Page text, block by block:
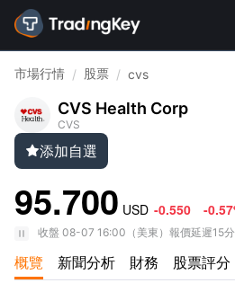
市場行情 / 股票 / cvs
CVS Health Corp
CVS
添加自選
95.700 USD -0.550 -
收盤 08-07 16:00 （ 美東 ） 報價延遲15
概覽 新聞分析 財務 股票評分